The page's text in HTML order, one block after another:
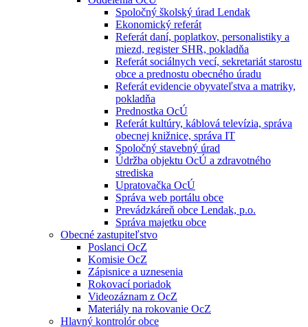
Spoločný školský úrad Lendak
Ekonomický referát
Referát daní, poplatkov, personalistiky a
miezd, register SHR, pokladňa
Referát sociálnych vecí, sekretariát starostu
obce a prednostu obecného úradu
Referát evidencie obyvateľstva a matriky,
pokladňa
Prednostka OcÚ
Referát kultúry, káblová televízia, správa
obecnej knižnice, správa IT
Spoločný stavebný úrad
Údržba objektu OcÚ a zdravotného
strediska
Upratovačka OcÚ
Správa web portálu obce
Prevádzkáreň obce Lendak, p.o.
Správa majetku obce
Obecné zastupiteľstvo
Poslanci OcZ
Komisie OcZ
Zápisnice a uznesenia
Rokovací poriadok
Videozáznam z OcZ
Materiály na rokovanie OcZ
Hlavný kontrolór obce